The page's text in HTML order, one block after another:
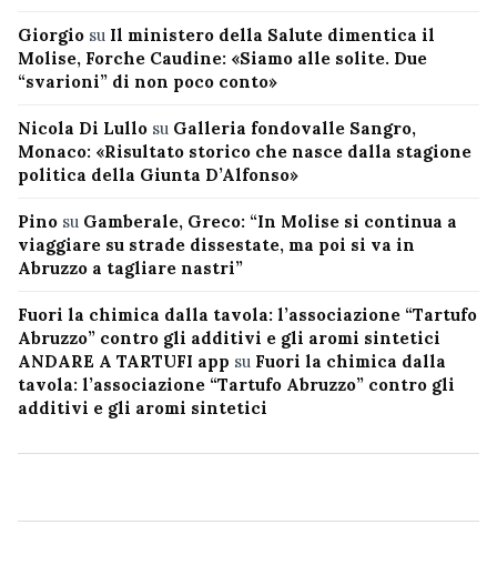
Giorgio su Il ministero della Salute dimentica il
Molise, Forche Caudine: «Siamo alle solite. Due
“svarioni” di non poco conto»
Nicola Di Lullo su Galleria fondovalle Sangro,
Monaco: «Risultato storico che nasce dalla stagione
politica della Giunta D’Alfonso»
Pino su Gamberale, Greco: “In Molise si continua a
viaggiare su strade dissestate, ma poi si va in
Abruzzo a tagliare nastri”
Fuori la chimica dalla tavola: l’associazione “Tartufo
Abruzzo” contro gli additivi e gli aromi sintetici
ANDARE A TARTUFI app su Fuori la chimica dalla
tavola: l’associazione “Tartufo Abruzzo” contro gli
additivi e gli aromi sintetici